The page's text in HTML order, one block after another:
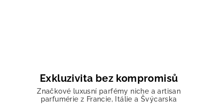
Exkluzivita bez kompromisů
Značkové luxusní parfémy niche a artisan
parfumérie z Francie, Itálie a Švýcarska